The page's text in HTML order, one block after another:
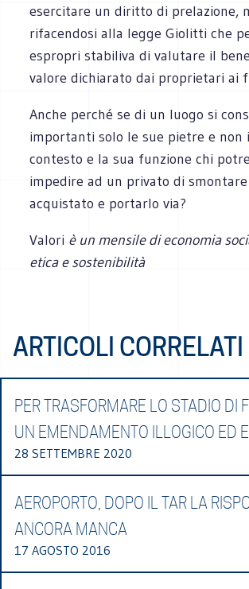
esercitare un diritto di prelazione,
rifacendosi alla legge Giolitti che
espropri stabiliva di valutare il
valore dichiarato dai proprietari ai
Anche perché se di un luogo si
importanti solo le sue pietre e non
contesto e la sua funzione chi
impedire ad un privato di
acquistato e portarlo via?
Valori è un mensile di economia
etica e sostenibilità
ARTICOLI CORRELATI
PER TRASFORMARE LO STADIO DI
UN EMENDAMENTO ILLOGICO ED
28 SETTEMBRE 2020
AEROPORTO, DOPO IL TAR LA
ANCORA MANCA
17 AGOSTO 2016